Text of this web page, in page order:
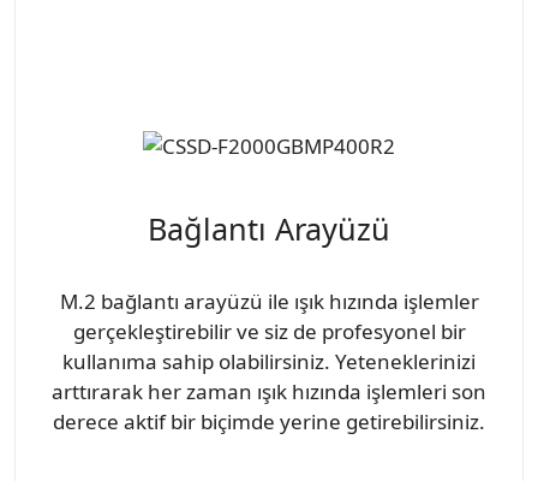
Bağlantı Arayüzü
M.2 bağlantı arayüzü ile ışık hızında işlemler
gerçekleştirebilir ve siz de profesyonel bir
kullanıma sahip olabilirsiniz. Yeteneklerinizi
arttırarak her zaman ışık hızında işlemleri son
derece aktif bir biçimde yerine getirebilirsiniz.